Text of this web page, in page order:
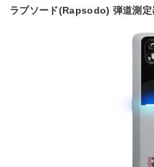
ラプソード(Rapsodo) 弾道測